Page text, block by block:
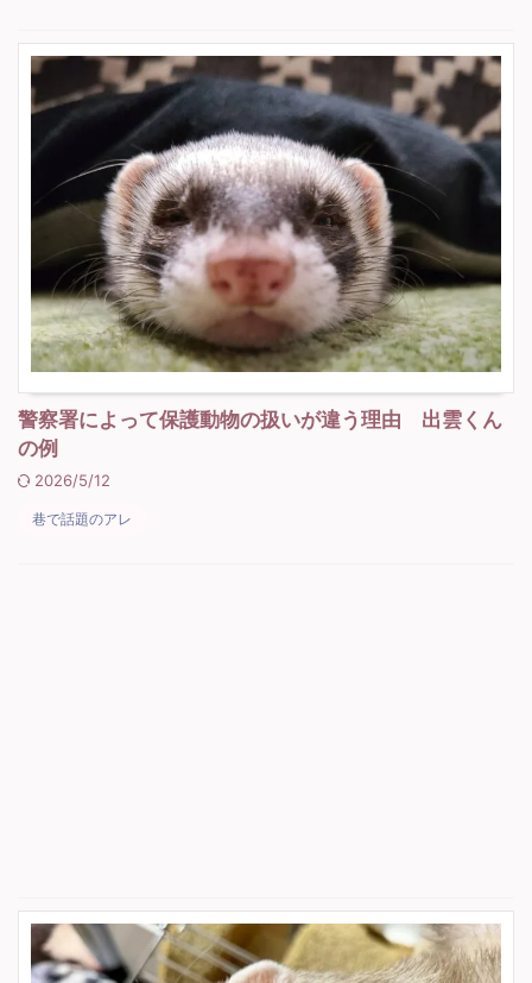
警察署によって保護動物の扱いが違う理由 出雲くん
の例
2026/5/12
巷で話題のアレ